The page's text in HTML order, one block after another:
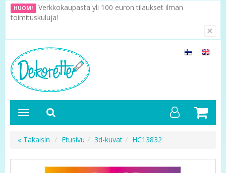
HUOM! Verkkokaupasta yli 100 euron tilaukset ilman
toimituskuluja!
×
« Takaisin Etusivu 3d-kuvat HC13832